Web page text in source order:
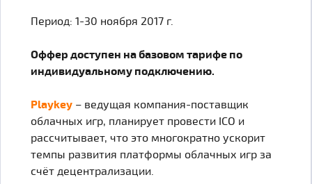
Период: 1-30 ноября 2017 г.
Оффер доступен на базовом тарифе по
индивидуальному подключению.
Playkey– ведущая компания-поставщик
облачных игр, планирует провести ICO и
рассчитывает, что это многократно ускорит
темпы развития платформы облачных игр за
счёт децентрализации.